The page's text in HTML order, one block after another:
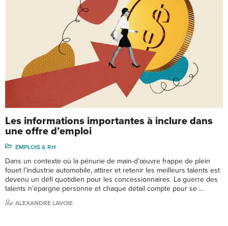
Les informations importantes à inclure dans
une offre d’emploi
EMPLOIS & RH
Dans un contexte où la pénurie de main-d’œuvre frappe de plein
fouet l’industrie automobile, attirer et retenir les meilleurs talents est
devenu un défi quotidien pour les concessionnaires. La guerre des
talents n’épargne personne et chaque détail compte pour se …
ALEXANDRE LAVOIE